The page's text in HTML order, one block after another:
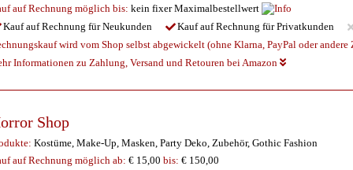
auf Rechnung möglich bis: kein fixer Maximalbestellwert
Kauf auf Rechnung für Neukunden
Kauf auf Rechnung für Privatkunden
wird vom Shop selbst abgewickelt (ohne Klarna, PayPal oder
Informationen zu Zahlung, Versand und Retouren bei Amazon
Shop
Kostüme, Make-Up, Masken, Party Deko, Zubehör, Gothic Fashion
auf Rechnung möglich ab: € 15,00 bis: € 150,00